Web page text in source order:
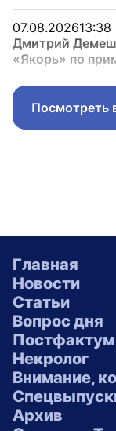
07.08.202613:38
Дмитрий
«Якорь» по
Посмотреть
Главная
Новости
Статьи
Вопрос дня
Постфактум
Некролог
Внимание,
Архив